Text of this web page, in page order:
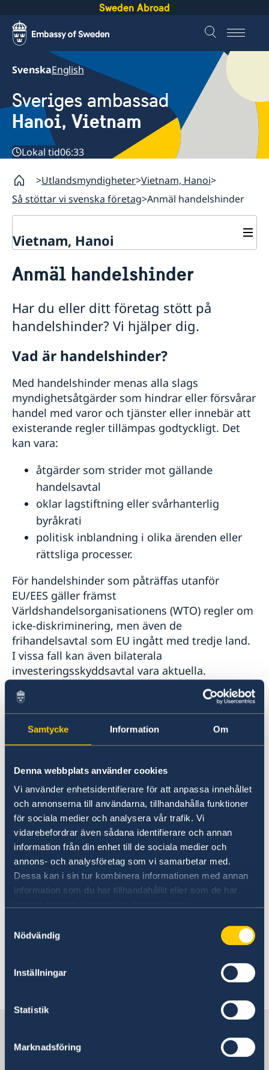
Samtycke Information Om
Denna webbplats använder cookies
Vi använder enhetsidentifierare för att anpassa innehållet
och annonserna till användarna, tillhandahålla funktioner
för sociala medier och analysera vår trafik. Vi
vidarebefordrar även sådana identifierare och annan
information från din enhet till de sociala medier och
annons- och analysföretag som vi samarbetar med.
Dessa kan i sin tur kombinera informationen med annan
information som du har tillhandahållit eller som de har
Nödvändig
Inställningar
Statistik
Marknadsföring
Sweden Abroad
SvenskaEnglish
Sveriges ambassad
Hanoi, Vietnam
Lokal tid06:33
Utlandsmyndigheter Vietnam, Hanoi
Så stöttar vi svenska företag Anmäl handelshinder
Vietnam, Hanoi
Om oss
Vi är en resurs för svenska företag
Team Sweden
Svenska företag i Vietnam
Aktuellt
Nyheter
Anmäl handelshinder
Har du eller ditt företag stött på
handelshinder? Vi hjälper dig.
Vad är handelshinder?
Med handelshinder menas alla slags
myndighetsåtgärder som hindrar eller försvårar
handel med varor och tjänster eller innebär att
existerande regler tillämpas godtyckligt. Det
kan vara:
åtgärder som strider mot gällande
handelsavtal
oklar lagstiftning eller svårhanterlig
byråkrati
politisk inblandning i olika ärenden eller
rättsliga processer.
För handelshinder som påträffas utanför
EU/EES gäller främst
Världshandelsorganisationens (WTO) regler om
icke-diskriminering, men även de
frihandelsavtal som EU ingått med tredje land.
I vissa fall kan även bilaterala
investeringsskyddsavtal vara aktuella.
Har du eller ditt företag stött på
ett handelshinder?
I så fall är du välkommen att kontakta oss.
Maila oss på adressen du hittar i sidfoten.
Ange:
datum
namn/företag
bransch
vilket problemet är
Mer information